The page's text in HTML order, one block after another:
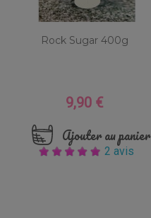
Rock Sugar 400g
Prix
9,90 €
Ajouter au panier
2 avis